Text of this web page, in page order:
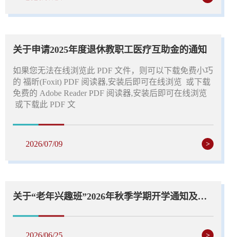
关于申请2025年度退休教职工医疗互助金的通知
​如果您无法在线浏览此 PDF 文件，则可以下载免费小巧
的 福昕(Foxit) PDF 阅读器,安装后即可在线浏览 或下载
免费的 Adobe Reader PDF 阅读器,安装后即可在线浏览
或下载此 PDF 文
2026/07/09 >
关于“老年兴趣班”2026年秋季学期开学通知及课程安排
>